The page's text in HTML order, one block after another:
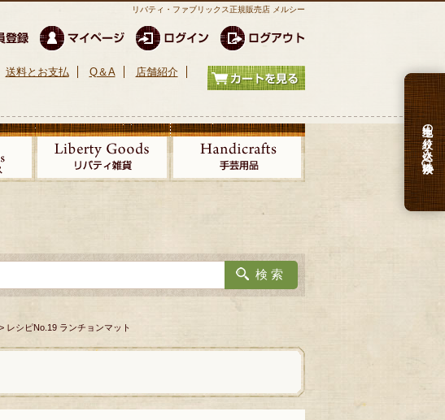
リバティ・ファブリックス正規販売店 メルシー
送料とお支払 Q＆A 店舗紹介
生地の絞り込み検索
> レシピNo.19 ランチョンマット